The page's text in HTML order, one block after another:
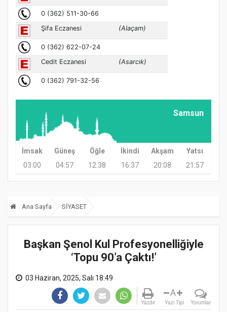
Samsun
İmsak Güneş Öğle İkindi Akşam
Yatsı
03:00
04:57 12:38 16:37 20:08 21:57
Ana Sayfa SİYASET
Başkan Şenol Kul Profesyonelliğiyle
‘Topu 90’a Çaktı!’
03 Haziran, 2025, Salı 18:49
Yazdır
A
Yazı Tipi Yorumlar